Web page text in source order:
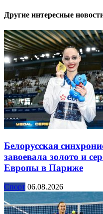
Другие интересные
Белорусская
завоевала золото и
Европы в Париже
Спорт 06.08.2026